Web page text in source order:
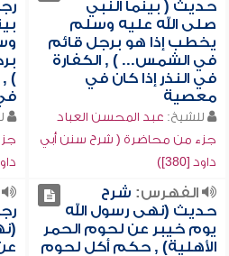
حديث ( بينما النبي
صلى الله عليه وسلم
يخطب إذا هو برجل قائم
في الشمس... ) , الكفارة
في النذر إذا كان في
معصية
للشيخ: عبد المحسن العباد
جزء من محاضرة ( شرح سنن أبي
داود [380])
) ,
داود
الفهرس: شرح
حديث (نهى رسول الله
يوم خيبر عن لحوم الحمر
الأهلية) , حكم أكل لحوم